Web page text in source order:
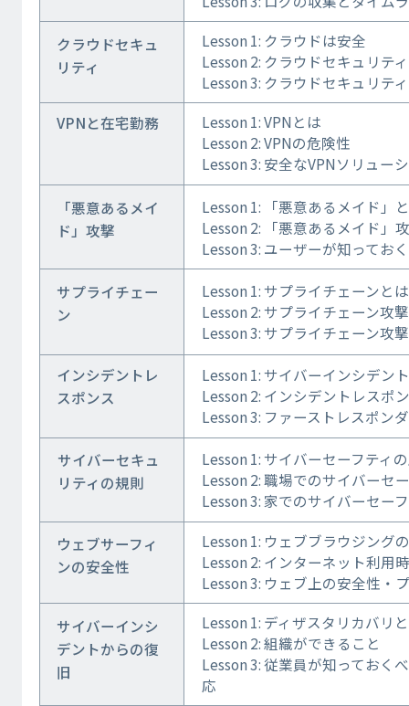
クラウドセキュ
リティ
Lesson 1: クラウドは安全
Lesson 2: クラウドセキュリテ
Lesson 3: クラウドセキュリテ
VPNと在宅勤務
Lesson 1: VPNとは
Lesson 2: VPNの危険性
Lesson 3: 安全なVPNソリュー
「悪意あるメイ
ド」攻撃
Lesson 1: 「悪意あるメイド」
Lesson 2: 「悪意あるメイド」
Lesson 3: ユーザーが知ってお
サプライチェー
ン
Lesson 1: サプライチェーンとは
Lesson 2: サプライチェーン攻
Lesson 3: サプライチェーン攻
インシデントレ
スポンス
Lesson 1: サイバーインシデン
Lesson 2: インシデントレスポ
Lesson 3: ファーストレスポン
サイバーセキュ
リティの規則
Lesson 1: サイバーセーフティ
Lesson 2: 職場でのサイバーセ
Lesson 3: 家でのサイバーセー
ウェブサーフィ
ンの安全性
Lesson 1: ウェブブラウジング
Lesson 2: インターネット利用
Lesson 3: ウェブ上の安全性・
サイバーインシ
デントからの復
旧
Lesson 1: ディザスタリカバリ
Lesson 2: 組織ができること
Lesson 3: 従業員が知っておく
応